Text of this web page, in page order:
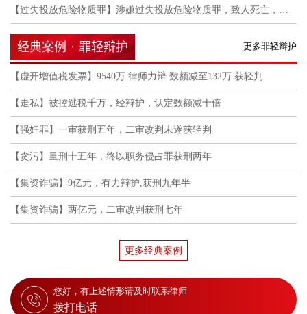
经典案例 · 罪轻辩护 更多罪轻辩护
【虚开增值税发票】9540万 律师力辩 数额减至132万 获轻判
【走私】被控逃税千万，经辩护，认定数额减十倍
【强奸罪】一审获刑五年，二审改判未遂获轻判
【贪污】量刑十五年，终以职务侵占罪获刑两年
【集资诈骗】9亿元，有力辩护,获刑九年半
【集资诈骗】两亿元，二审改判获刑七年
更多经典案例

您好，有上述情形请及时联系律师
拨打电话